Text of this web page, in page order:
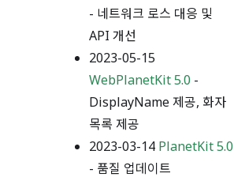
- 네트워크 로스 대응 및
API 개선
2023-05-15
WebPlanetKit 5.0 -
DisplayName 제공, 화자
목록 제공
2023-03-14 PlanetKit 5.0
- 품질 업데이트